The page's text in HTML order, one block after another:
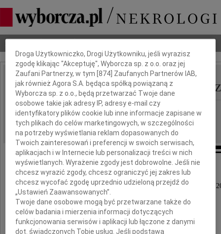
Nekrologi
IMIĘ I NAZWISKO: Elżbieta Piwocka-
REGION: Warszawa
DATA EMISJI: 10.04.2026
Z żalem przyjęliśmy wiadomość o śmierci 6 kwietnia
Dbamy o Twoją prywatność
Droga Użytkowniczko, Drogi Użytkowniku, jeśli wyrazisz
zgodę klikając "Akceptuję", Wyborcza sp. z o.o. oraz jej
Zaufani Partnerzy, w tym [874 ] Zaufanych Partnerów IAB,
jak również Agora S.A. będąca spółką powiązaną z
Wyborcza sp. z o.o., będą przetwarzać Twoje dane
osobowe takie jak adresy IP, adresy e-mail czy
identyfikatory plików cookie lub inne informacje zapisane w
tych plikach do celów marketingowych, w szczególności
na potrzeby wyświetlania reklam dopasowanych do
Twoich zainteresowań i preferencji w swoich serwisach,
aplikacjach i w Internecie lub personalizacji treści w nich
wyświetlanych. Wyrażenie zgody jest dobrowolne. Jeśli nie
chcesz wyrazić zgody, chcesz ograniczyć jej zakres lub
chcesz wycofać zgodę uprzednio udzieloną przejdź do
„Ustawień Zaawansowanych”.
Twoje dane osobowe mogą być przetwarzane także do
celów badania i mierzenia informacji dotyczących
funkcjonowania serwisów i aplikacji lub łączone z danymi
dot. świadczonych Tobie usług. Jeśli podstawą